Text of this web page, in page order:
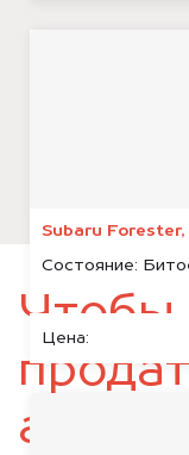
Subaru Forester,
Состояние:
Цена:
Чтобы